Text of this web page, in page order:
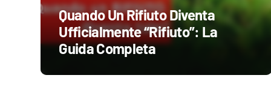
Quando Un Rifiuto Diventa
Ufficialmente “Rifiuto”: La
Guida Completa